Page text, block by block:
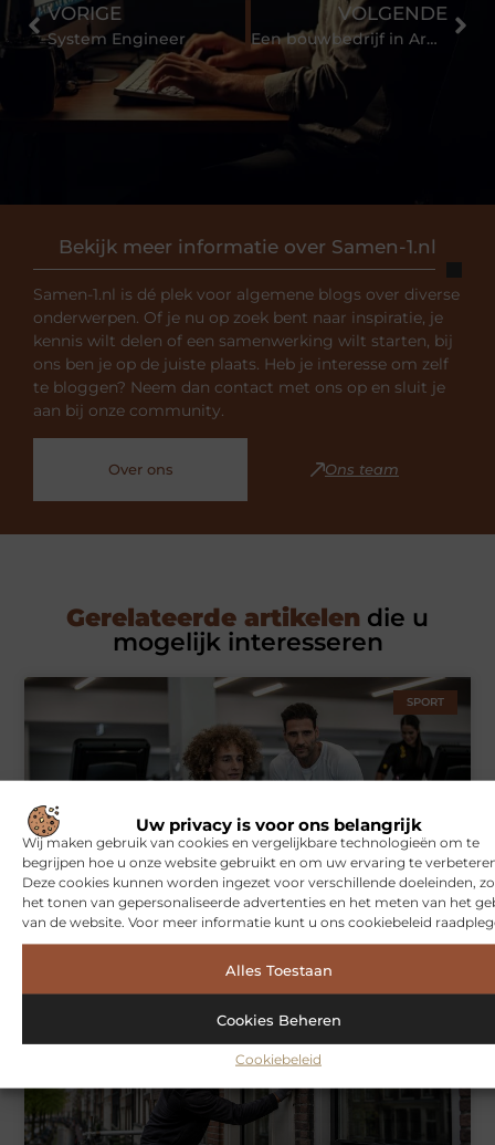
Uw privacy is voor ons belangrijk
Wij maken gebruik van cookies en vergelijkbare technologieën om te
begrijpen hoe u onze website gebruikt en om uw ervaring te
Deze cookies kunnen worden ingezet voor verschillende doeleinden,
het tonen van gepersonaliseerde advertenties en het meten van het
van de website. Voor meer informatie kunt u ons cookiebeleid
Alles Toestaan
Cookies Beheren
Cookiebeleid
Bekijk meer informatie over Samen-1.nl
Samen-1.nl is dé plek voor algemene blogs over diverse
onderwerpen. Of je nu op zoek bent naar inspiratie, je
kennis wilt delen of een samenwerking wilt starten, bij
ons ben je op de juiste plaats. Heb je interesse om zelf
te bloggen? Neem dan contact met ons op en sluit je
aan bij onze community.
Over ons Ons team
VORIGE
System Engineer
VOLGENDE
Een bouwbedrijf in Arnhem voor verbouwprojecten
Gerelateerde artikelen die u
mogelijk interesseren
SPORT
Symbiont360: Innovatieve EMS-training in Utrecht voor een
effectieve workout